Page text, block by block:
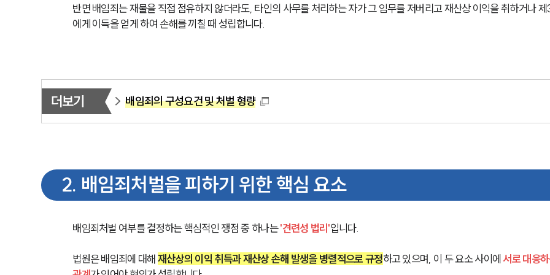
반면 배임죄는 재물을 직접 점유하지 않더라도, 타인의 사무를 처리하는 자가 그 임무를 저버리고 재산상 이익을 취하거나
에게 이득을 얻게 하여 손해를 끼칠 때 성립합니다.
더보기 배임죄의 구성요건 및 처벌 형량
2. 배임죄처벌을 피하기 위한 핵심 요소
배임죄처벌 여부를 결정하는 핵심적인 쟁점 중 하나는 '견련성 법리'입니다.
법원은 배임죄에 대해 재산상의 이익 취득과 재산상 손해 발생을 병렬적으로 규정하고 있으며, 이 두 요소 사이에 서로 대응